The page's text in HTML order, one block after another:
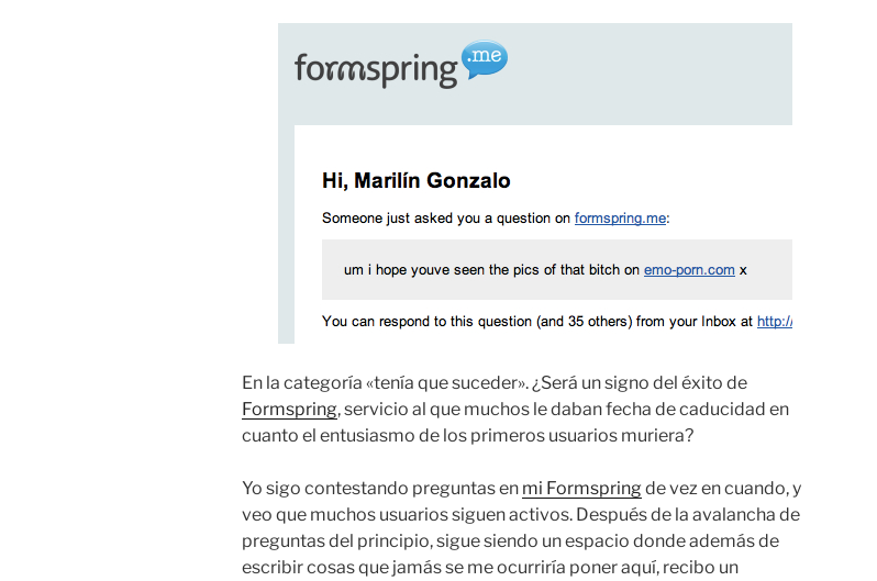
En la categoría «tenía que suceder». ¿Será un signo del éxito de
Formspring, servicio al que muchos le daban fecha de caducidad en
cuanto el entusiasmo de los primeros usuarios muriera?
Yo sigo contestando preguntas en mi Formspringde vez en cuando, y
veo que muchos usuarios siguen activos. Después de la avalancha de
preguntas del principio, sigue siendo un espacio donde además de
escribir cosas que jamás se me ocurriría poner aquí, recibo un